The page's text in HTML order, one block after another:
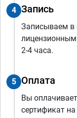
4 Запись
Записываем
2-4 часа.
5 Оплата
Вы
сертификат